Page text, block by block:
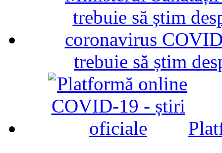
trebuie să știm